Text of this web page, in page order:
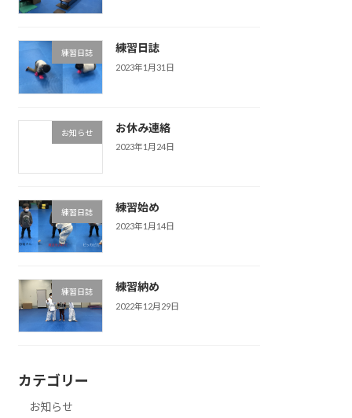
練習日誌 練習日誌
2023年1月31日
お知らせ お休み連絡
2023年1月24日
練習日誌 練習始め
2023年1月14日
練習日誌 練習納め
2022年12月29日
カテゴリー
お知らせ